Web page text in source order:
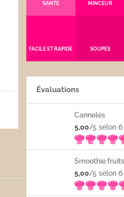
SANTÉ MINCEUR
FACILE ET RAPIDE SOUPES
Évaluations
Cannelés
5,00/5 selon 6
5,00/5 selon 6